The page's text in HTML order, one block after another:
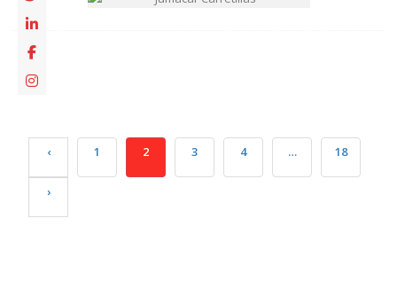
‹ 1 2 3 4 … 18
›